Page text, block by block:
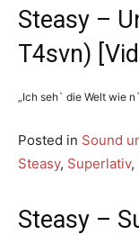
Steasy –
T4svn)
„Ich seh` die Welt wie
Posted in Sound
Steasy, Superlativ,
Steasy –